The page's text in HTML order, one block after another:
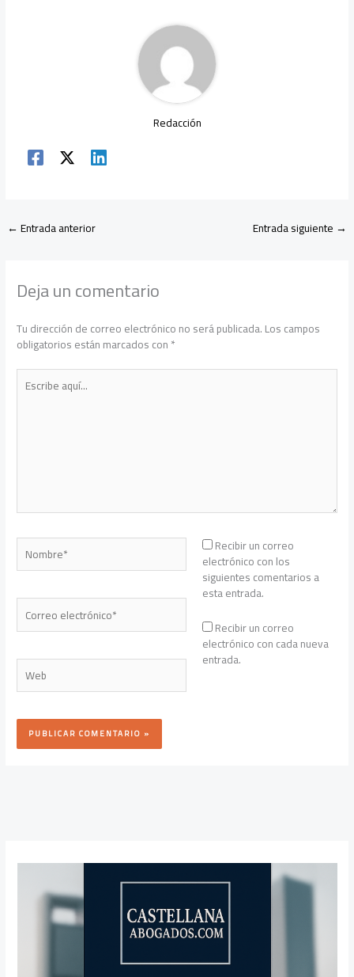
p
p
Redacción
←Entrada anterior Entrada siguiente →
Deja un comentario
Tu dirección de correo electrónico no será publicada.Los campos
obligatorios están marcados con*
Escribe
aquí...
Nombre*
Correo
electrónico*
Web
Recibir un correo
electrónico con los
siguientes comentarios a
esta entrada.
Recibir un correo
electrónico con cada nueva
entrada.